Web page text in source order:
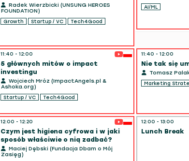
Radek Wierzbicki (UNSUNG HEROES
FOUNDATION)
Growth
Startup / VC Tech4Good
11:40 - 12:00
5 głównych mitów o impact
investingu
Wojciech Mróz (ImpactAngels.pl &
Ashoka.org)
Startup / VC
Tech4Good
12:00 - 12:20
Czym jest higiena cyfrowa i w jaki
sposób właściwie o nią zadbać?
Maciej Dębski (Fundacja Dbam o Mój
Zasięg)
AI/ML
11:40 - 12:00
Nie tak się
Tomasz
Marketing
12:00 - 13:00
Lunch Break